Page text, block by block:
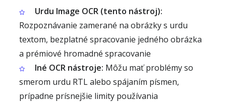
Urdu Image OCR (tento nástroj):
Rozpoznávanie zamerané na obrázky s urdu
textom, bezplatné spracovanie jedného obrázka
a prémiové hromadné spracovanie
Iné OCR nástroje: Môžu mať problémy so
smerom urdu RTL alebo spájaním písmen,
prípadne prísnejšie limity používania